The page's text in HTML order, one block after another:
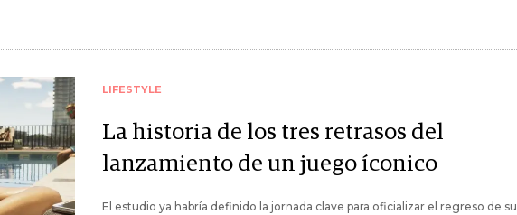
LIFESTYLE
La historia de los tres retrasos del
lanzamiento de un juego íconico
El estudio ya habría definido la jornada clave para oficializar el regreso de su